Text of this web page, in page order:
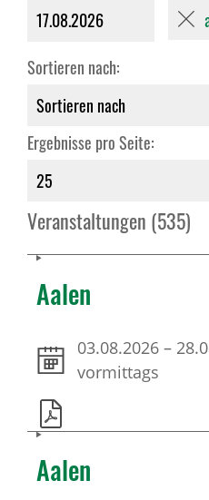
17.08.2026
Sortieren nach:
Ergebnisse pro Seite:
Veranstaltungen (535)
Aalen
03.08.2026 –
vormittags
Aalen